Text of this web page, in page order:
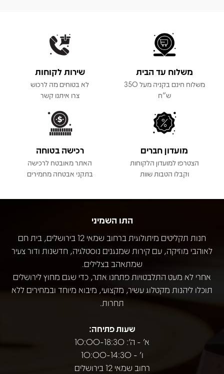
משלוח עד הבית
משלוח חינם בקניה מעל 350
ש"ח
שירות לקוחות
לא בטוחים מה לרכוש
צרו איתנו קשר
מועדון חברים
הצטרפו למועדון הלקוחות
וקבלו הטבות שוות
רכישה בטוחה
האתר מאובטח לרכישה
בתקני אבטחה מחמירים
התו השמיני
חנות תקליטים מיתולוגית ברחוב שמאי 12 בירושלים, בית חם
לאוהבי מוזיקה, עם קירות שמנגנים נוסטלגיה, חדשנות ודור צעיר
שמתאהב בצלילים.
אחרי לא מעט התלבטויות פתחנו אתר, כדי שגם מחוץ לירושלים
תוכלו ליהנות מקטלוג עשיר, מקצועי, מיבוא מיוחד ובמחירים ללא
תחרות.
שעות פתיחה:
א' - ה': 10:00-18:30
ו' - 10:00-14:30
רחוב שמאי 12 בירושלים